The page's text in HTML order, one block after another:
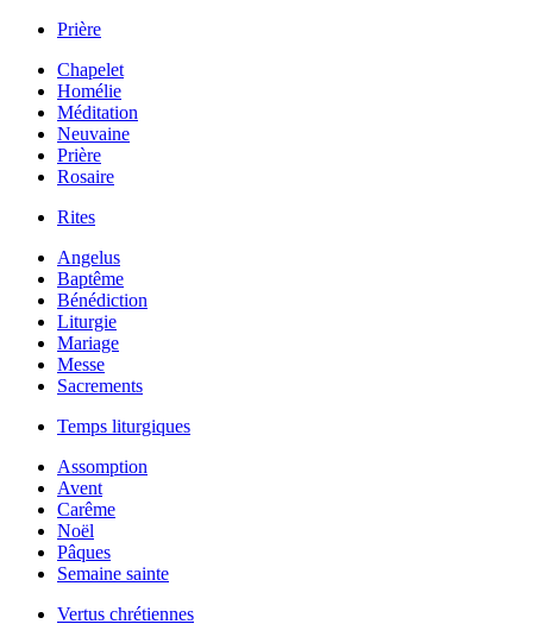
Prière
Chapelet
Homélie
Méditation
Neuvaine
Prière
Rosaire
Rites
Angelus
Baptême
Bénédiction
Liturgie
Mariage
Messe
Sacrements
Temps liturgiques
Assomption
Avent
Carême
Noël
Pâques
Semaine sainte
Vertus chrétiennes